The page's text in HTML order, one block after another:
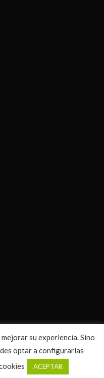
Política de Cookies |Sitemap
su experiencia. Sino
optar a configurarlas
ACEPTAR